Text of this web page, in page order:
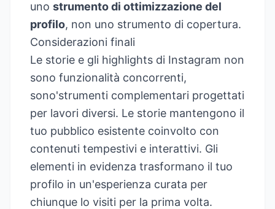
uno strumento di ottimizzazione del
profilo, non uno strumento di copertura.
Considerazioni finali
Le storie e gli highlights di Instagram non
sono funzionalità concorrenti,
sono'strumenti complementari progettati
per lavori diversi. Le storie mantengono il
tuo pubblico esistente coinvolto con
contenuti tempestivi e interattivi. Gli
elementi in evidenza trasformano il tuo
profilo in un'esperienza curata per
chiunque lo visiti per la prima volta.